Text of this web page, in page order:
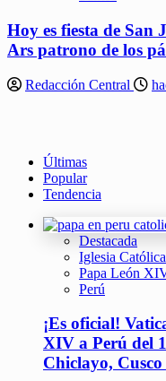
Hoy es fiesta de San
Ars patrono de los
Redacción Central
Últimas
Popular
Tendencia
Destacada
Iglesia Católica
Papa León
Perú
¡Es oficial!
XIV a Perú del
Chiclayo,